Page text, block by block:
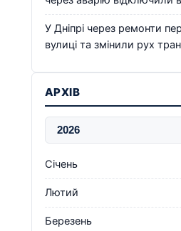
У Дніпрі через ремонти
вулиці та змінили рух
АРХІВ
Січень
Лютий
Березень